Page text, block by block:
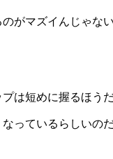
がマズイんじゃない
は短めに握るほうだ
っているらしいのだ